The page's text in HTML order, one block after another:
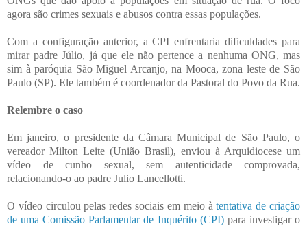
agora são crimes sexuais e abusos contra essas populações.
Com a configuração anterior, a CPI enfrentaria dificuldades para
mirar padre Júlio, já que ele não pertence a nenhuma ONG, mas
sim à paróquia São Miguel Arcanjo, na Mooca, zona leste de São
Paulo (SP). Ele também é coordenador da Pastoral do Povo da Rua.
Relembre o caso
Em janeiro, o presidente da Câmara Municipal de São Paulo, o
vereador Milton Leite (União Brasil), enviou à Arquidiocese um
vídeo de cunho sexual, sem autenticidade comprovada,
relacionando-o ao padre Julio Lancellotti.
O vídeo circulou pelas redes sociais em meio àtentativa de criação
de uma Comissão Parlamentar de Inquérito (CPI)para investigar o